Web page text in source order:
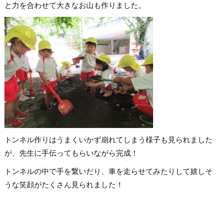
と力を合わせて大きなお山も作りました。
トンネル作りはうまくいかず崩れてしまう様子も見られました
が、先生に手伝ってもらいながら完成！
トンネルの中で手を繋いだり、車を走らせてみたりして嬉しそ
うな笑顔がたくさん見られました！